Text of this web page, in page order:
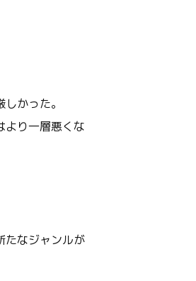
かった。
より一層悪くな
たなジャンルが